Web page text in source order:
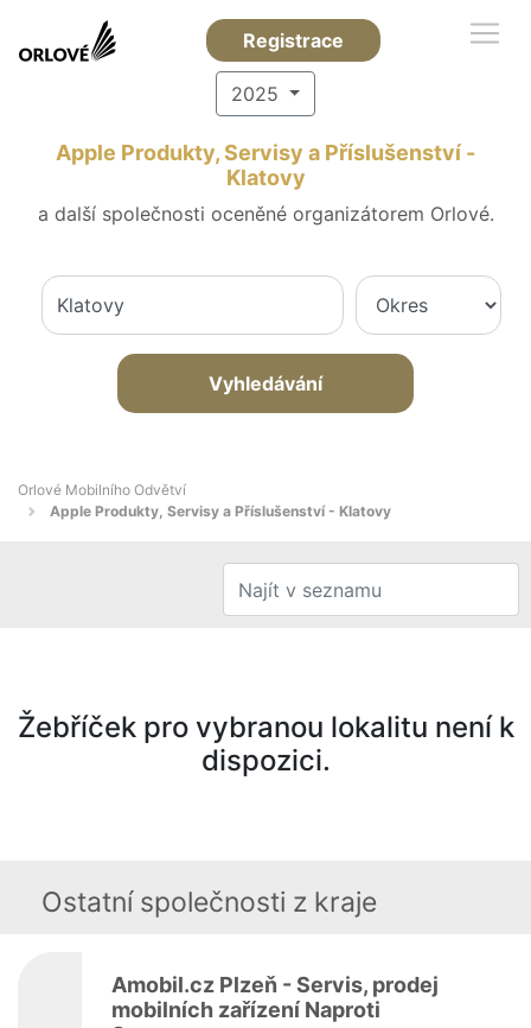
Registrace
2025
Apple Produkty, Servisy a Příslušenství -
Klatovy
a další společnosti oceněné organizátorem Orlové.
Vyhledávání
Orlové Mobilního Odvětví
Apple Produkty, Servisy a Příslušenství - Klatovy
Žebříček pro vybranou lokalitu není k
dispozici.
Ostatní společnosti z kraje
Amobil.cz Plzeň - Servis, prodej
mobilních zařízení Naproti